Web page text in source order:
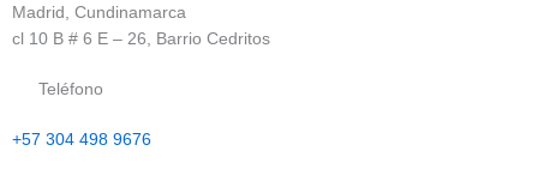
Madrid, Cundinamarca
cl 10 B # 6 E – 26, Barrio Cedritos
Teléfono
+57 304 498 9676